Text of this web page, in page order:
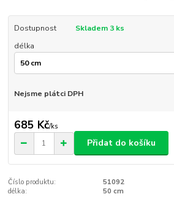
Dostupnost
Skladem 3 ks
délka
Nejsme plátci DPH
685 Kč/ks
Přidat do košíku
Číslo produktu:
51092
délka:
50 cm